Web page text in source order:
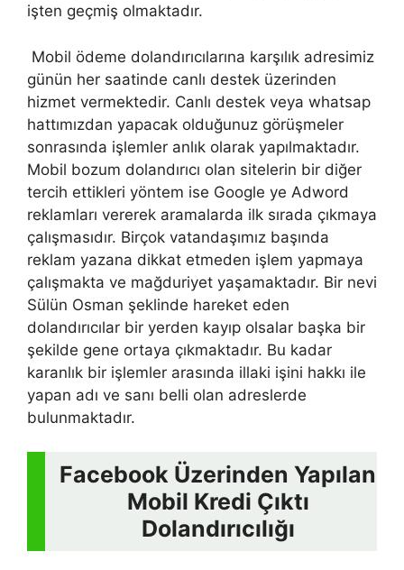
işten geçmiş olmaktadır.
Mobil ödeme dolandırıcılarına karşılık adresimiz
günün her saatinde canlı destek üzerinden
hizmet vermektedir. Canlı destek veya whatsap
hattımızdan yapacak olduğunuz görüşmeler
sonrasında işlemler anlık olarak yapılmaktadır.
Mobil bozum dolandırıcı olan sitelerin bir diğer
tercih ettikleri yöntem ise Google ye Adword
reklamları vererek aramalarda ilk sırada çıkmaya
çalışmasıdır. Birçok vatandaşımız başında
reklam yazana dikkat etmeden işlem yapmaya
çalışmakta ve mağduriyet yaşamaktadır. Bir nevi
Sülün Osman şeklinde hareket eden
dolandırıcılar bir yerden kayıp olsalar başka bir
şekilde gene ortaya çıkmaktadır. Bu kadar
karanlık bir işlemler arasında illaki işini hakkı ile
yapan adı ve sanı belli olan adreslerde
bulunmaktadır.
Facebook Üzerinden Yapılan
Mobil Kredi Çıktı
Dolandırıcılığı